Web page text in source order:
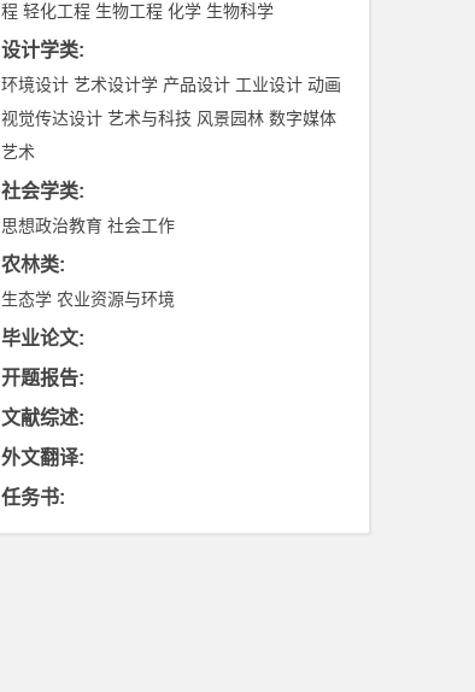
程 轻化工程 生物工程 化学 生物科学
设计学类:
环境设计 艺术设计学 产品设计 工业设计 动画
视觉传达设计 艺术与科技 风景园林 数字媒体
艺术
社会学类:
思想政治教育 社会工作
农林类:
生态学 农业资源与环境
毕业论文:
开题报告:
文献综述:
外文翻译:
任务书: